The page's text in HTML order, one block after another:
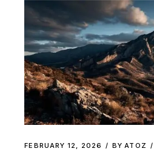
FEBRUARY 12, 2026 BY ATOZ